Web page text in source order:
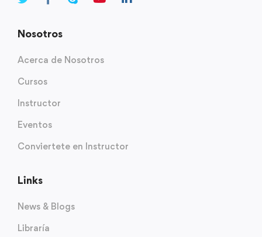
Nosotros
Acerca de Nosotros
Cursos
Instructor
Eventos
Conviertete en Instructor
Links
News & Blogs
Libraría